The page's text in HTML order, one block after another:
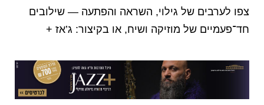
צפו לערבים של גילוי, השראה והפתעה — שילובים
חד־פעמיים של מוזיקה ושיח, או בקיצור: ג’אז +